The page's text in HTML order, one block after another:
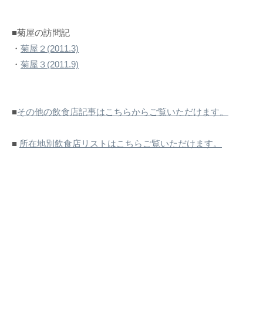
■菊屋の訪問記
・ 菊屋２(2011.3)
・ 菊屋３(2011.9)
■その他の飲食店記事はこちらからご覧いただけます。
■ 所在地別飲食店リストはこちらご覧いただけます。